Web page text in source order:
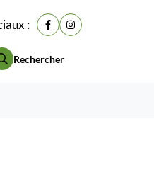
: Lien vers le compte
Lien vers le
Rechercher